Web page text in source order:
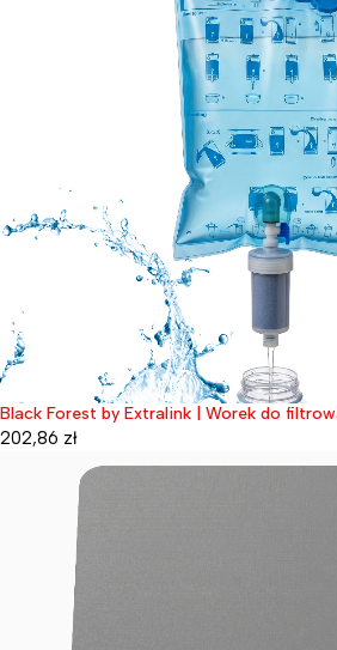
Black Forest by Extralink | Worek do
202,86 zł